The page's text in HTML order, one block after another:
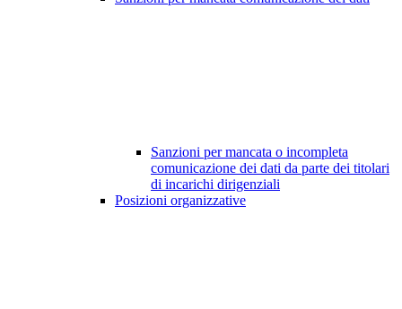
Sanzioni per mancata o incompleta
comunicazione dei dati da parte dei titolari
di incarichi dirigenziali
Posizioni organizzative